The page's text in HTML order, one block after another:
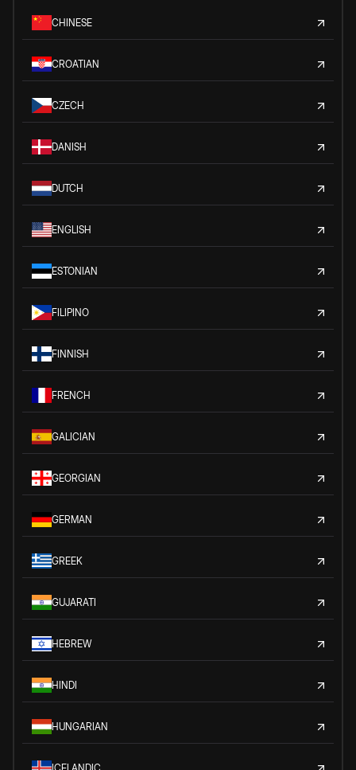
CHINESE
CROATIAN
CZECH
DANISH
DUTCH
ENGLISH
ESTONIAN
FILIPINO
FINNISH
FRENCH
GALICIAN
GEORGIAN
GERMAN
GREEK
GUJARATI
HEBREW
HINDI
HUNGARIAN